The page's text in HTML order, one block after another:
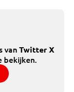
vanTwitter X
bekijken.